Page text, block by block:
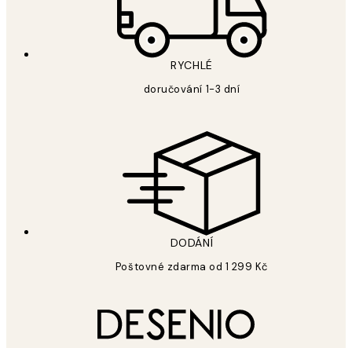
RYCHLÉ
doručování 1-3 dní
DODÁNÍ
Poštovné zdarma od 1 299 Kč